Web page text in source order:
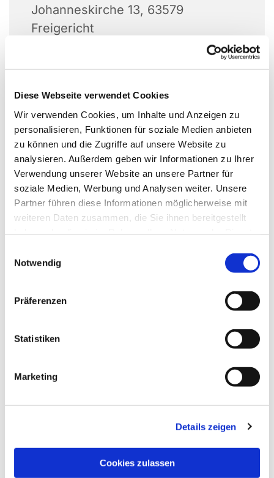
Diese Webseite verwendet Cookies
Wir verwenden Cookies, um Inhalte und Anzeigen zu
personalisieren, Funktionen für soziale Medien anbieten
zu können und die Zugriffe auf unsere Website zu
analysieren. Außerdem geben wir Informationen zu Ihrer
Verwendung unserer Website an unsere Partner für
soziale Medien, Werbung und Analysen weiter. Unsere
Partner führen diese Informationen möglicherweise mit
weiteren Daten zusammen, die Sie ihnen bereitgestellt
Notwendig
Präferenzen
Statistiken
Marketing
Details zeigen
Cookies zulassen
Johanneskirche 13, 63579
Freigericht
Dies könnte Sie auch